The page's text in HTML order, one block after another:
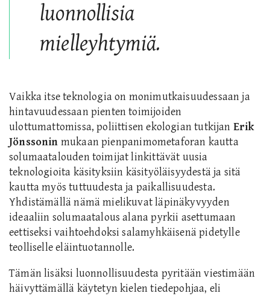
luonnollisia
mielleyhtymiä.
Vaikka itse teknologia on monimutkaisuudessaan ja
hintavuudessaan pienten toimijoiden
ulottumattomissa, poliittisen ekologian tutkijan Erik
Jönssonin mukaan pienpanimometaforan kautta
solumaatalouden toimijat linkittävät uusia
teknologioita käsityksiin käsityöläisyydestä ja sitä
kautta myös tuttuudesta ja paikallisuudesta.
Yhdistämällä nämä mielikuvat läpinäkyvyyden
ideaaliin solumaatalous alana pyrkii asettumaan
eettiseksi vaihtoehdoksi salamyhkäisenä pidetylle
teolliselle eläintuotannolle.
Tämän lisäksi luonnollisuudesta pyritään viestimään
häivyttämällä käytetyn kielen tiedepohjaa, eli